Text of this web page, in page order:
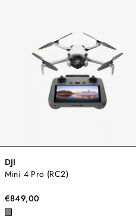
DJI
Mini 4 Pro (RC2)
€849,00